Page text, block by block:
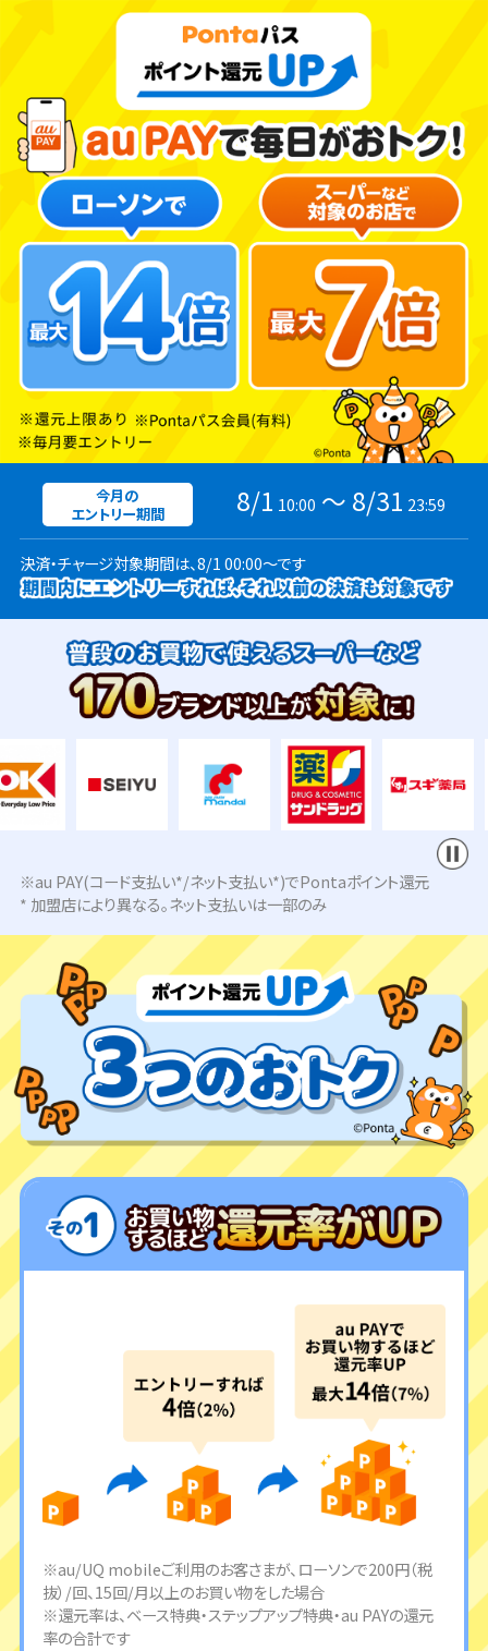
今月の
エントリー期間
8/1 10:00 〜 8/31 23:59
決済・チャージ対象期間は、8/1 00:00～です
※au PAY(コード支払い*/ネット支払い*)でPontaポイント還元
* 加盟店により異なる。ネット支払いは一部のみ
※au/UQ mobileご利用のお客さまが、ローソンで200円（税
抜）/回、15回/月以上のお買い物をした場合
※還元率は、ベース特典・ステップアップ特典・au PAYの還元
率の合計です